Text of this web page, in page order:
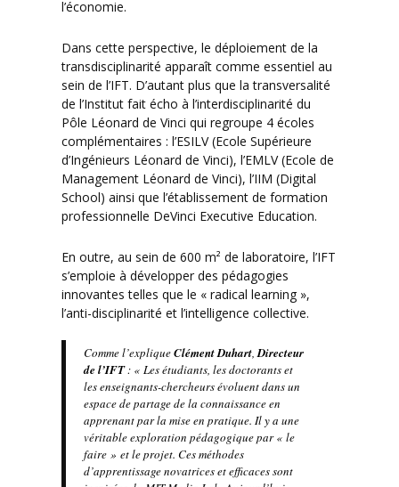
l’économie.
Dans cette perspective, le déploiement de la
transdisciplinarité apparaît comme essentiel au
sein de l’IFT. D’autant plus que la transversalité
de l’Institut fait écho à l’interdisciplinarité du
Pôle Léonard de Vinci qui regroupe 4 écoles
complémentaires : l’ESILV (Ecole Supérieure
d’Ingénieurs Léonard de Vinci), l’EMLV (Ecole de
Management Léonard de Vinci), l’IIM (Digital
School) ainsi que l’établissement de formation
professionnelle DeVinci Executive Education.
En outre, au sein de 600 m² de laboratoire, l’IFT
s’emploie à développer des pédagogies
innovantes telles que le « radical learning »,
l’anti-disciplinarité et l’intelligence collective.
Comme l’expliqueClément Duhart,Directeur
de l’IFT: « Les étudiants, les doctorants et
les enseignants-chercheurs évoluent dans un
espace de partage de la connaissance en
apprenant par la mise en pratique. Il y a une
véritable exploration pédagogique par « le
faire » et le projet. Ces méthodes
d’apprentissage novatrices et efficaces sont